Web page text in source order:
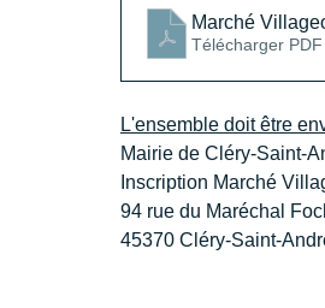
Marché
Télécharger PDF
L'ensemble doit être
Mairie de Cléry-Saint-
Inscription Marché
94 rue du Maréchal
45370 Cléry-Saint-